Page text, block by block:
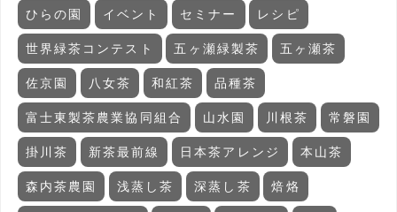
ひらの園 イベント セミナー レシピ
世界緑茶コンテスト 五ヶ瀬緑製茶 五ヶ瀬茶
佐京園 八女茶 和紅茶 品種茶
富士東製茶農業協同組合 山水園 川根茶 常磐園
掛川茶 新茶最前線 日本茶アレンジ 本山茶
森内茶農園 浅蒸し茶 深蒸し茶 焙烙